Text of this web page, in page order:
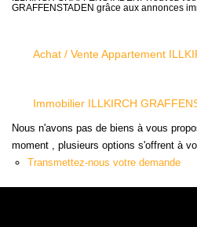
Nos
GRAFFENSTADEN grâce aux annonces
Achat / Vente Appartement
Immobilier ILLKIRCH
Nous n'avons pas de biens à vous
moment , plusieurs options s'offrent à
Transmettez-nous votre demande